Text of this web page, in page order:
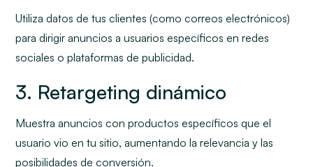
Utiliza datos de tus clientes (como correos electrónicos)
para dirigir anuncios a usuarios específicos en redes
sociales o plataformas de publicidad.
3. Retargeting dinámico
Muestra anuncios con productos específicos que el
usuario vio en tu sitio, aumentando la relevancia y las
posibilidades de conversión.